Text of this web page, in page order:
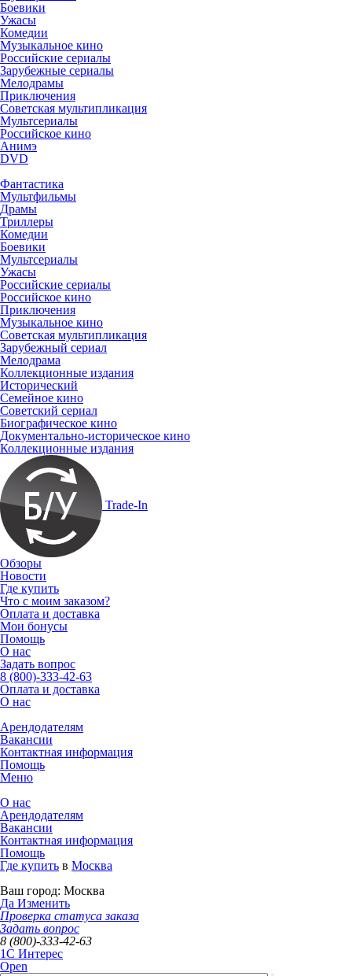
Боевики
Ужасы
Комедии
Музыкальное кино
Российские сериалы
Зарубежные сериалы
Мелодрамы
Приключения
Советская мультипликация
Мультсериалы
Российское кино
Анимэ
DVD
Фантастика
Мультфильмы
Драмы
Триллеры
Комедии
Боевики
Мультсериалы
Ужасы
Российские сериалы
Российское кино
Приключения
Музыкальное кино
Советская мультипликация
Зарубежный сериал
Мелодрама
Коллекционные издания
Исторический
Семейное кино
Советский сериал
Биографическое кино
Документально-историческое кино
Коллекционные издания
Trade-In
Обзоры
Новости
Где купить
Что с моим заказом?
Оплата и доставка
Мои бонусы
Помощь
О нас
Задать вопрос
8 (800)-333-42-63
Оплата и доставка
О нас
Арендодателям
Вакансии
Контактная информация
Помощь
Меню
О нас
Арендодателям
Вакансии
Контактная информация
Помощь
Где купить в Москва
Ваш город: Москва
Да Изменить
Проверка статуса заказа
Задать вопрос
8 (800)-333-42-63
1C Интерес
Open